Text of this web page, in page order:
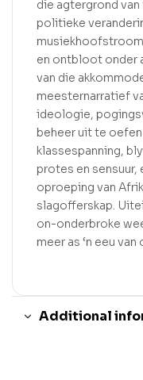
die agtergrond
politieke
en ontbloot onder
van die
meesternarratief
ideologie,
beheer uit te
klassespanning,
protes en
oproeping van
slagofferskap.
on-onderbroke
meer as ‘n eeu
Additional